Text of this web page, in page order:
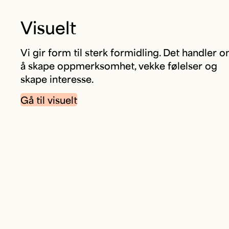
Visuelt
Vi gir form til sterk formidling. Det handler
å skape oppmerksomhet, vekke følelser og
skape interesse.
Gå til visuelt